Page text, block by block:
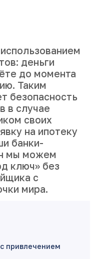
деньги
до момента
Таким
безопасность
в случае
своих
на ипотеку
банки-
мы можем
ключ» без
с
мира.
привлечением